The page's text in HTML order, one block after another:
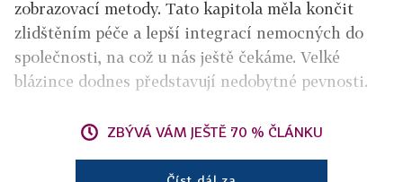
zobrazovací metody. Tato kapitola měla končit
zlidštěním péče a lepší integrací nemocných do
společnosti, na což u nás ještě čekáme. Velké
blázince dodnes představují nedobytné pevnosti.
ZBÝVÁ VÁM JEŠTĚ 70 % ČLÁNKU